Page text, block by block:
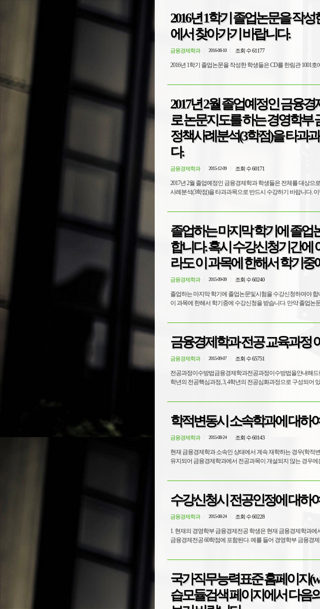
2016년 1학기 졸업논문을 작
에서 찾아가기 바랍니다.
금융경제학과 2016-08-10 조회 수 61177
2016년 1학기 졸업논문을 작성한 학생들은 CD를 한림관 1001
2017년 2월 졸업예정인 금융경제학과
로 논문지도를 하는 경영학부
정책사례분석(3학점)을 타과
다.
금융경제학과 2015-12-09 조회 수 60171
2017년 2월 졸업예정인 금융경제학과 학생들은 전체를 대상
사례분석(3학점)을 타과과목으로 반드시 수강하기 바랍니다.
졸업하는 마지막 학기에 졸
합니다. 혹시 수강신청기간에
라도 이 과목에 한해서 학기
금융경제학과 2015-09-09 조회 수 60240
졸업하는 마지막 학기에 졸업논문및시험을 수강신청하여야
이 과목에 한해서 학기중에 수강신청을 받습니다. 만약 졸업논
금융경제학과 전공 교육과정
금융경제학과 2015-09-07 조회 수 65751
전공과정이수방법금융경제학과전공과정이수방법을안내해
학년의 전공핵심과정, 3, 4학년의 전공심화과정으로 구성되어
학적변동시 소속학과에 대하
금융경제학과 2015-08-24 조회 수 60143
현재 금융경제학과 소속인 상태에서 계속 재학하는 경우(학적
유지되어 금융경제학과에서 전공과목이 개설되지 않는 경우
수강신청시 전공인정에 대하
금융경제학과 2015-08-24 조회 수 60228
1. 현재의 경영학부 금융경제전공 학생은 현재 금융경제학과
금융경제전공 60학점에 포함된다. 예를 들어 경영학부 금융경
국가직무능력표준 홈페이지
습모듈검색 페이지에서 다음